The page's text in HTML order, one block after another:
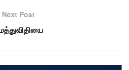
Next Post